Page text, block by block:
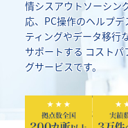
情シスアウトソーシン
応、PC操作のヘルプデ
ティングやデータ移行
サポートする コストパ
グサービスです。
資料請求はこちら